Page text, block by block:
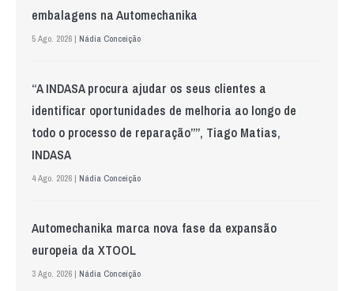
embalagens na Automechanika
5 Ago. 2026 | Nádia Conceição
“A INDASA procura ajudar os seus clientes a
identificar oportunidades de melhoria ao longo de
todo o processo de reparação””, Tiago Matias,
INDASA
4 Ago. 2026 | Nádia Conceição
Automechanika marca nova fase da expansão
europeia da XTOOL
3 Ago. 2026 | Nádia Conceição